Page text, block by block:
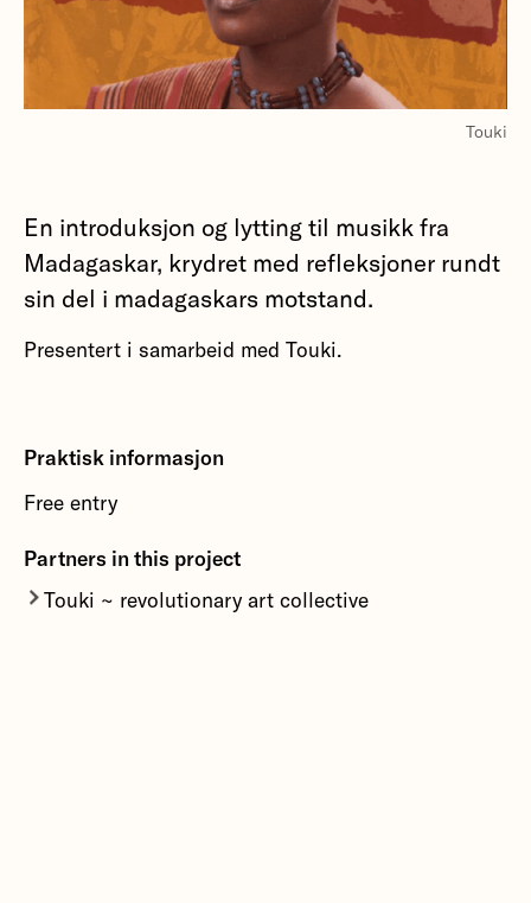
Touki
Praktisk informasjon
Free entry
Partners in this project
Touki ~ revolutionary art collective
En introduksjon og lytting til musikk fra
Madagaskar, krydret med refleksjoner rundt
sin del i madagaskars motstand.
Presentert i samarbeid med Touki.